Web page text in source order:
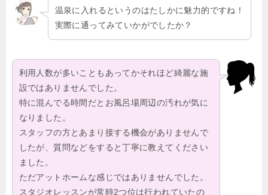
温泉に入れるというのはたしかに魅力的ですね！
実際に通ってみていかがでしたか？
利用人数が多いこともあってかそれほど綺麗な施
設ではありませんでした。
特に混んでる時間だとお風呂場周辺の汚れが気に
なりました。
スタッフの方とあまり接する機会がありませんで
したが、質問などをすると丁寧に教えてください
ました。
ただアットホームな感じではありませんでした。
スタジオレッスンが常時2つ位は行われていたの